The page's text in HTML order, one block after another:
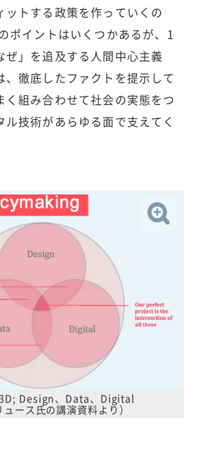
ットする政策を作っていくの
ポイントはいくつかあるが、1
ぜ」を追及する人間中心主義
、徹底したファクトを提示して
く組み合わせて社会の実態をつ
技術があらゆる面で支えてく
Design、Data、Digital
ュース氏の講演資料より）